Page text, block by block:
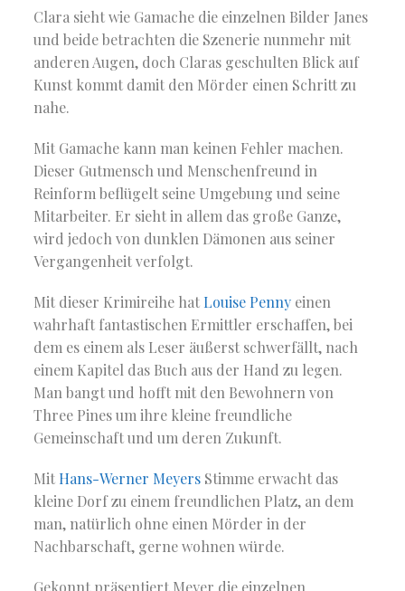
Clara sieht wie Gamache die einzelnen Bilder Janes
und beide betrachten die Szenerie nunmehr mit
anderen Augen, doch Claras geschulten Blick auf
Kunst kommt damit den Mörder einen Schritt zu
nahe.
Mit Gamache kann man keinen Fehler machen.
Dieser Gutmensch und Menschenfreund in
Reinform beflügelt seine Umgebung und seine
Mitarbeiter. Er sieht in allem das große Ganze,
wird jedoch von dunklen Dämonen aus seiner
Vergangenheit verfolgt.
Mit dieser Krimireihe hat Louise Penny einen
wahrhaft fantastischen Ermittler erschaffen, bei
dem es einem als Leser äußerst schwerfällt, nach
einem Kapitel das Buch aus der Hand zu legen.
Man bangt und hofft mit den Bewohnern von
Three Pines um ihre kleine freundliche
Gemeinschaft und um deren Zukunft.
Mit Hans-Werner Meyers Stimme erwacht das
kleine Dorf zu einem freundlichen Platz, an dem
man, natürlich ohne einen Mörder in der
Nachbarschaft, gerne wohnen würde.
Gekonnt präsentiert Meyer die einzelnen